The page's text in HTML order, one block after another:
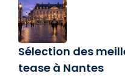
Sélection des
tease à Nantes